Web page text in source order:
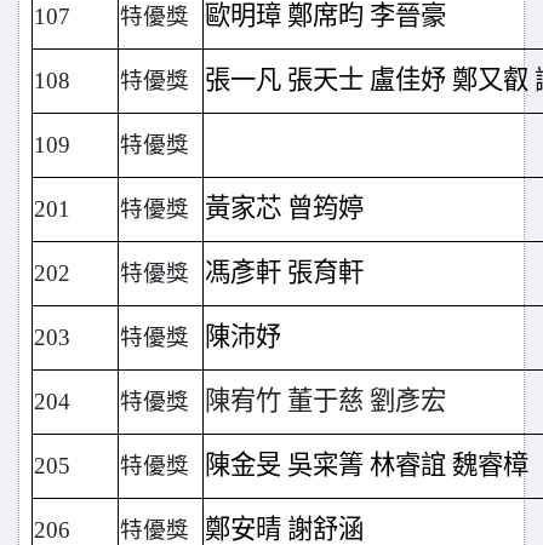
107 特優獎 歐明璋 鄭席昀 李晉豪
108 特優獎 張一凡 張天士 盧佳妤 鄭又叡
109 特優獎
201 特優獎 黃家芯 曾筠婷
202 特優獎 馮彥軒 張育軒
203 特優獎 陳沛妤
204 特優獎 陳宥竹 董于慈 劉彥宏
205 特優獎 陳金旻 吳寀箐 林睿誼 魏睿樟
206 特優獎 鄭安晴 謝舒涵